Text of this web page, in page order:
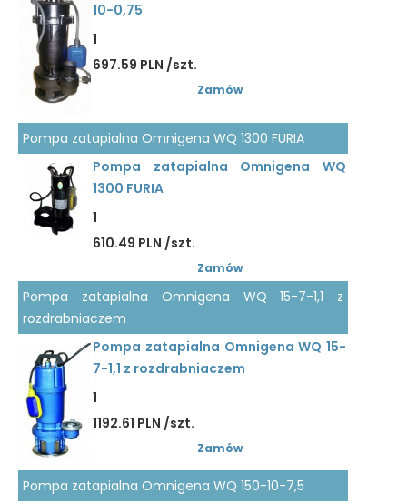
10-0,75
1
697.59 PLN /szt.
Zamów
Pompa zatapialna Omnigena WQ 1300 FURIA
Pompa zatapialna Omnigena WQ
1300 FURIA
1
610.49 PLN /szt.
Zamów
Pompa zatapialna Omnigena WQ 15-7-1,1 z
rozdrabniaczem
Pompa zatapialna Omnigena WQ 15-
7-1,1 z rozdrabniaczem
1
1192.61 PLN /szt.
Zamów
Pompa zatapialna Omnigena WQ 150-10-7,5